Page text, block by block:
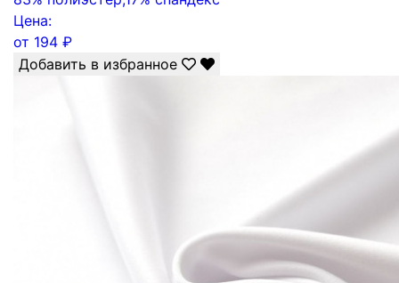
Цена:
от 194 ₽
Добавить в избранное